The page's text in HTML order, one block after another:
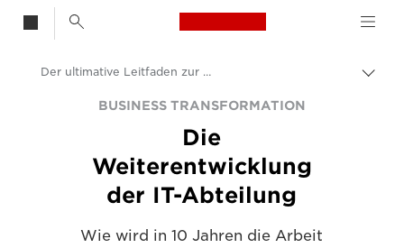
Canon Logo, back
Auf
Lösungen & Dienstleistungen
Business-Insights - B2B & Branchen-News
Unternehmens- und professionelle Artikel
Der ultimative Leitfaden zur IT- und digitalen Transformation
BUSINESS TRANSFORMATION
Die
Weiterentwicklung
der IT-Abteilung
Wie wird in 10 Jahren die Arbeit